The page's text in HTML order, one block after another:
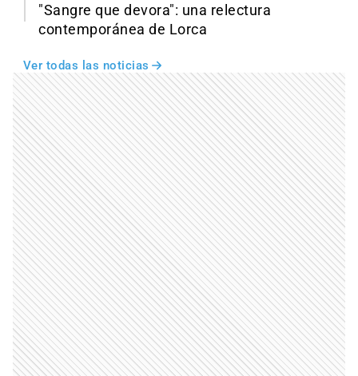
"Sangre que devora": una relectura
contemporánea de Lorca
Ver todas las noticias